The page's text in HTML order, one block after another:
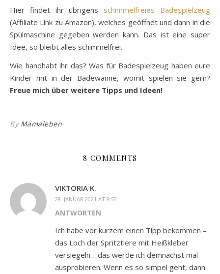
Hier findet ihr übrigens schimmelfreies Badespielzeug
(Affiliate Link zu Amazon), welches geöffnet und dann in die
Spülmaschine gegeben werden kann. Das ist eine super
Idee, so bleibt alles schimmelfrei.
Wie handhabt ihr das? Was für Badespielzeug haben eure
Kinder mit in der Badewanne, womit spielen sie gern?
Freue mich über weitere Tipps und Ideen!
By Mamaleben
8 COMMENTS
VIKTORIA K.
28. JANUAR 2021 AT 9:53
ANTWORTEN
Ich habe vor kurzem einen Tipp bekommen –
das Loch der Spritztiere mit Heißkleber
versiegeln… das werde ich demnächst mal
ausprobieren. Wenn es so simpel geht, dann